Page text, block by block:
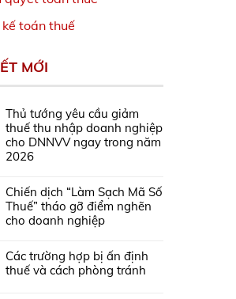
toán thuế
MỚI
Thủ tướng yêu cầu giảm
thuế thu nhập doanh nghiệp
cho DNNVV ngay trong năm
2026
Chiến dịch “Làm Sạch Mã Số
Thuế” tháo gỡ điểm nghẽn
cho doanh nghiệp
Các trường hợp bị ấn định
thuế và cách phòng tránh